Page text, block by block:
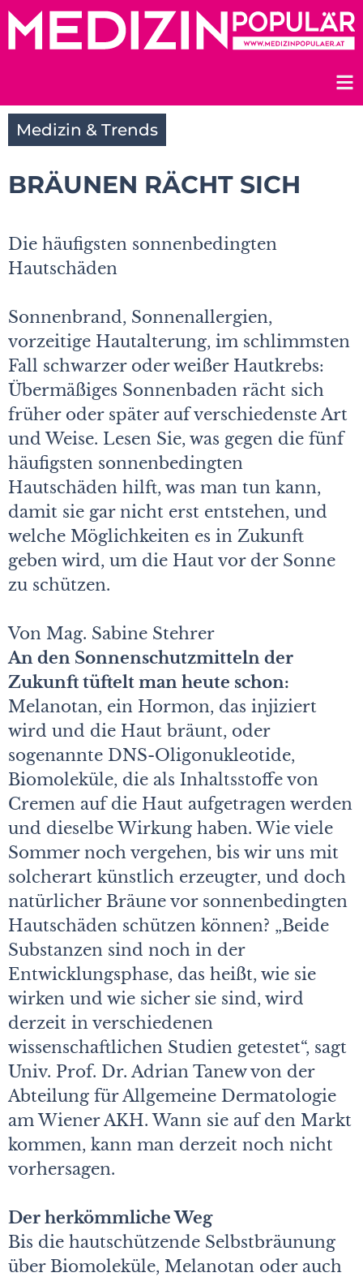
Zum
Inhalt
Medizin & Trends
BRÄUNEN RÄCHT SICH
Die häufigsten sonnenbedingten
Hautschäden
Sonnenbrand, Sonnenallergien,
vorzeitige Hautalterung, im schlimmsten
Fall schwarzer oder weißer Hautkrebs:
Übermäßiges Sonnenbaden rächt sich
früher oder später auf verschiedenste Art
und Weise. Lesen Sie, was gegen die fünf
häufigsten sonnenbedingten
Hautschäden hilft, was man tun kann,
damit sie gar nicht erst entstehen, und
welche Möglichkeiten es in Zukunft
geben wird, um die Haut vor der Sonne
zu schützen.
Von Mag. Sabine Stehrer
An den Sonnenschutzmitteln der
Zukunft tüftelt man heute schon:
Melanotan, ein Hormon, das injiziert
wird und die Haut bräunt, oder
sogenannte DNS-Oligonukleotide,
Biomoleküle, die als Inhaltsstoffe von
Cremen auf die Haut aufgetragen werden
und dieselbe Wirkung haben. Wie viele
Sommer noch vergehen, bis wir uns mit
solcherart künstlich erzeugter, und doch
natürlicher Bräune vor sonnenbedingten
Hautschäden schützen können? „Beide
Substanzen sind noch in der
Entwicklungsphase, das heißt, wie sie
wirken und wie sicher sie sind, wird
derzeit in verschiedenen
wissenschaftlichen Studien getestet“, sagt
Univ. Prof. Dr. Adrian Tanew von der
Abteilung für Allgemeine Dermatologie
am Wiener AKH. Wann sie auf den Markt
kommen, kann man derzeit noch nicht
vorhersagen.
Der herkömmliche Weg
Bis die hautschützende Selbstbräunung
über Biomoleküle, Melanotan oder auch